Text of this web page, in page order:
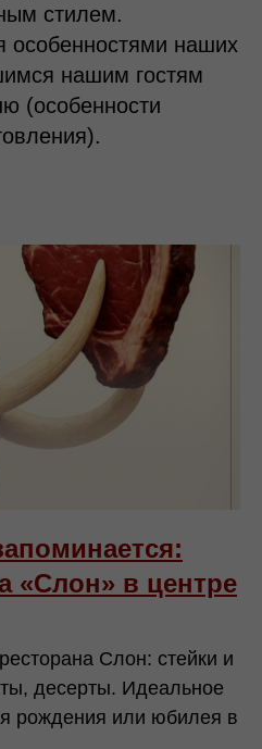
стилем.
особенностями наших
нашим гостям
(особенности
«Слон» в центре
Слон: стейки и
десерты. Идеальное
рождения или юбилея в